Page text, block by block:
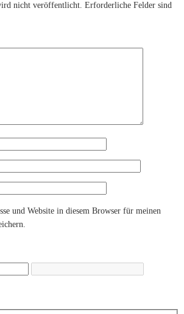
nicht veröffentlicht. Erforderliche Felder sind
und Website in diesem Browser für meinen